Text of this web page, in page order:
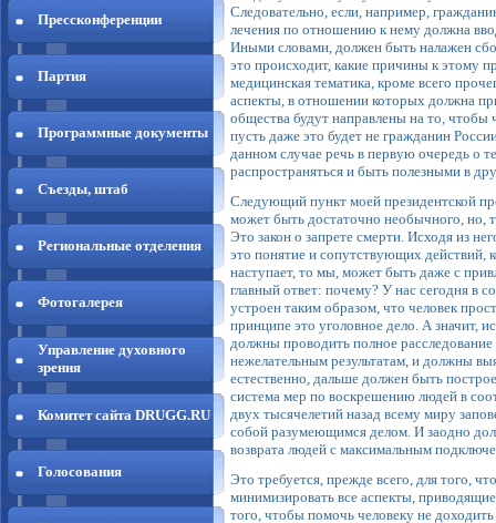
Прессконференции
Партия
Программные документы
Съезды, штаб
Региональные отделения
Фотогалерея
Управление духовного
зрения
Комитет сайта DRUGG.RU
Голосования
Следовательно, если, например,
лечения по отношению к нему должна
Иными словами, должен быть налажен
это происходит, какие причины к этому
медицинская тематика, кроме всего
аспекты, в отношении которых должна
общества будут направлены на то, чтобы
пусть даже это будет не гражданин
данном случае речь в первую очередь о
распространяться и быть полезными в
Следующий пункт моей президентской
может быть достаточно необычного, но,
Это закон о запрете смерти. Исходя из
это понятие и сопутствующих действий,
наступает, то мы, может быть даже с
главный ответ: почему? У нас сегодня в
устроен таким образом, что человек
принципе это уголовное дело. А значит,
должны проводить полное
нежелательным результатам, и должны
естественно, дальше должен быть
система мер по воскрешению людей в
двух тысячелетий назад всему миру
собой разумеющимся делом. И заодно
возврата людей с максимальным
Это требуется, прежде всего, для того,
минимизировать все аспекты,
того, чтобы помочь человеку не